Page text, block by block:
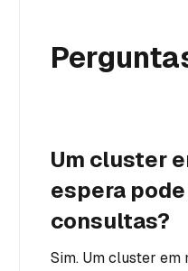
Um cluster
espera
consultas?
Sim. Um cluster em